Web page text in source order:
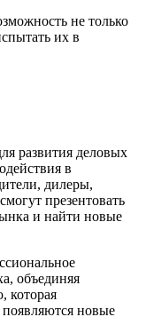
не только
их в
развития деловых
в
дилеры,
презентовать
и найти новые
объединяя
которая
новые